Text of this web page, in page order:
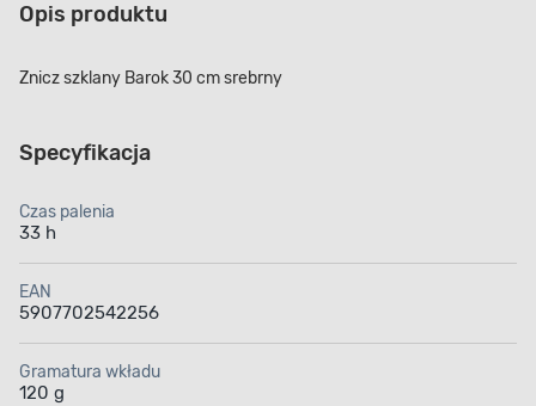
Opis produktu
Znicz szklany Barok 30 cm srebrny
Specyfikacja
Czas palenia
33 h
EAN
5907702542256
Gramatura wkładu
120 g